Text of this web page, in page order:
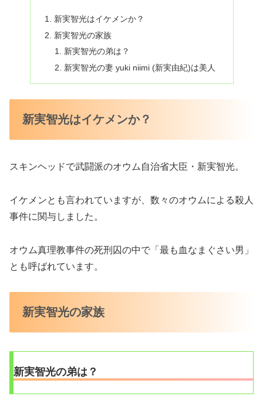
新実智光はイケメンか？
新実智光の家族
新実智光の弟は？
新実智光の妻 yuki niimi (新実由紀)は美人
新実智光はイケメンか？
スキンヘッドで武闘派のオウム自治省大臣・新実智光。
イケメンとも言われていますが、数々のオウムによる殺人
事件に関与しました。
オウム真理教事件の死刑囚の中で「最も血なまぐさい男」
とも呼ばれています。
新実智光の家族
新実智光の弟は？